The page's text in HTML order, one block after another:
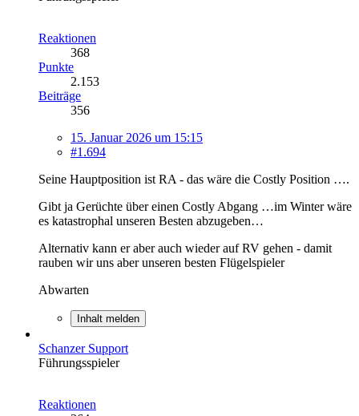
Reaktionen
368
Punkte
2.153
Beiträge
356
15. Januar 2026 um 15:15
#1.694
Seine Hauptposition ist RA - das wäre die Costly Position ….
Gibt ja Gerüchte über einen Costly Abgang …im Winter wäre
es katastrophal unseren Besten abzugeben…
Alternativ kann er aber auch wieder auf RV gehen - damit
rauben wir uns aber unseren besten Flügelspieler
Abwarten
Inhalt melden
Schanzer Support
Führungsspieler
Reaktionen